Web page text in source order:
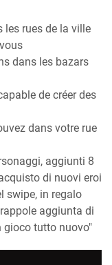
les rues de la ville
dans les bazars
de créer des
dans votre rue
aggiunti 8
di nuovi eroi
swipe, in regalo
aggiunta di
gioco tutto nuovo"